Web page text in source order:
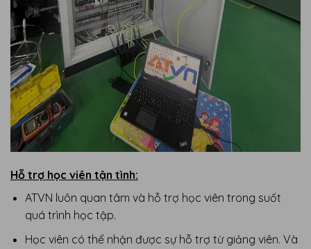
Hỗ trợ học viên tận tình:
ATVN luôn quan tâm và hỗ trợ học viên trong suốt
quá trình học tập.
Học viên có thể nhận được sự hỗ trợ từ giảng viên. Và